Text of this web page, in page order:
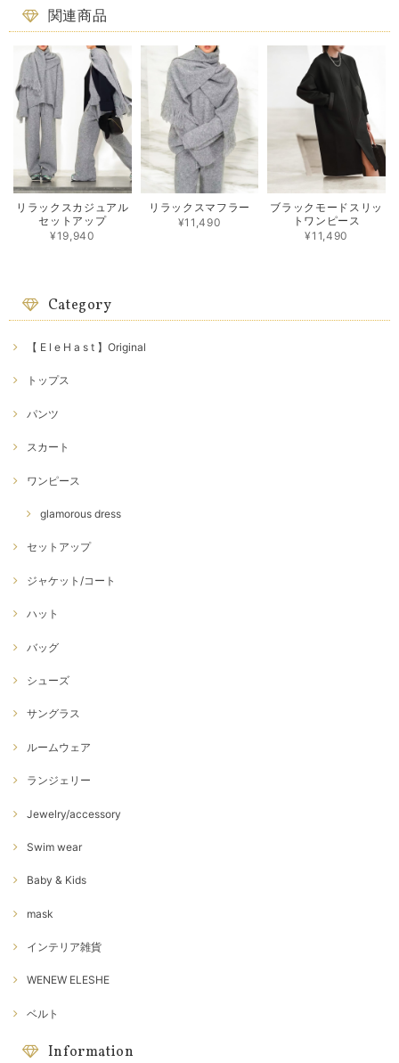
関連商品
リラックスカジュアル
セットアップ
¥19,940
リラックスマフラー
¥11,490
ブラックモードスリッ
トワンピース
¥11,490
Category
【 E l e H a s t 】Original
トップス
パンツ
スカート
ワンピース
glamorous dress
セットアップ
ジャケット/コート
ハット
バッグ
シューズ
サングラス
ルームウェア
ランジェリー
Jewelry/accessory
Swim wear
Baby & Kids
mask
インテリア雑貨
WENEW ELESHE
ベルト
Information